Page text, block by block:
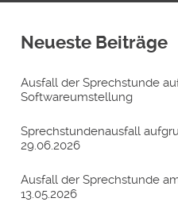
Neueste Beiträge
Ausfall der Sprechstunde
Softwareumstellung
Sprechstundenausfall
29.06.2026
Ausfall der Sprechstunde
13.05.2026